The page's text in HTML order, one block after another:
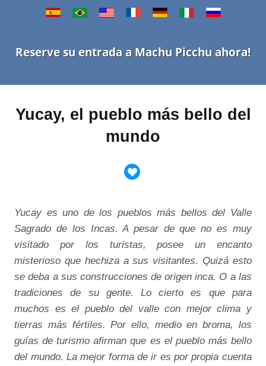
Reserve su entrada a Machu Picchu ahora!
Yucay, el pueblo más bello del
mundo
Yucay es uno de los pueblos más bellos del Valle
Sagrado de los Incas. A pesar de que no es muy
visitado por los turistas, posee un encanto
misterioso que hechiza a sus visitantes. Quizá esto
se deba a sus construcciones de origen inca. O a las
tradiciones de su gente. Lo cierto es que para
muchos es el pueblo del valle con mejor clima y
tierras más fértiles. Por ello, medio en broma, los
guías de turismo afirman que es el pueblo más bello
del mundo. La mejor forma de ir es por propia cuenta